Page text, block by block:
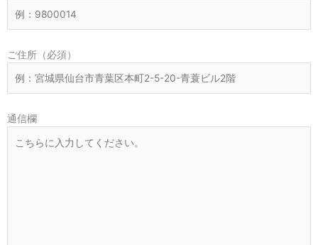
ご住所（必須）
通信欄